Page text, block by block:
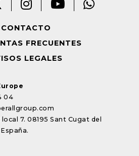
CONTACTO
FRECUENTES
LEGALES
04
7. 08195 Sant Cugat del